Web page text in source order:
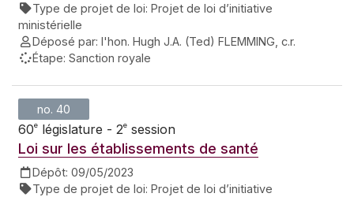
Type de projet de loi: Projet de loi d’initiative
ministérielle
Déposé par: l'hon. Hugh J.A. (Ted) FLEMMING, c.r.
Étape: Sanction royale
no. 40
60e législature - 2e session
Loi sur les établissements de santé
Dépôt: 09/05/2023
Type de projet de loi: Projet de loi d’initiative